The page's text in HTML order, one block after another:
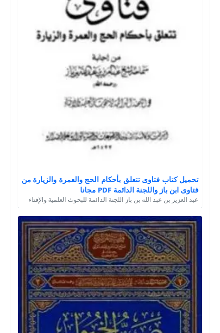
تحميل كتاب فتاوى تتعلق بأحكام الحج والعمرة والزيارة من
فتاوى ابن باز واللجنة الدائمة PDF مجانا
عبد العزيز بن عبد الله بن باز اللجنة الدائمة للبحوث العلمية والإفتاء